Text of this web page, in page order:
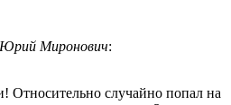
Миронович:
Относительно случайно попал на